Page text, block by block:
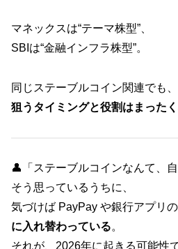
マネックスは“テーマ株型”、
SBIは“金融インフラ株型”。
同じステーブルコイン関連でも、
狙うタイミングと役割はまった
👤「ステーブルコインなんて、
そう思っているうちに、
気づけば PayPay や銀行アプリの
に入れ替わっている。
それが、2026年に起きる可能性で